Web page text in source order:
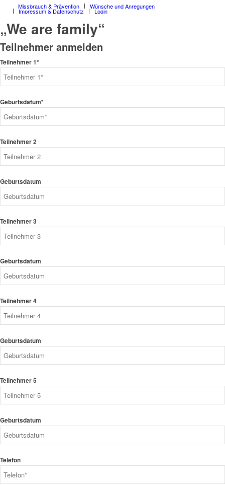
„We are family“
Teilnehmer anmelden
Teilnehmer 1*
Geburtsdatum*
Teilnehmer 2
Geburtsdatum
Teilnehmer 3
Geburtsdatum
Teilnehmer 4
Geburtsdatum
Teilnehmer 5
Geburtsdatum
Telefon